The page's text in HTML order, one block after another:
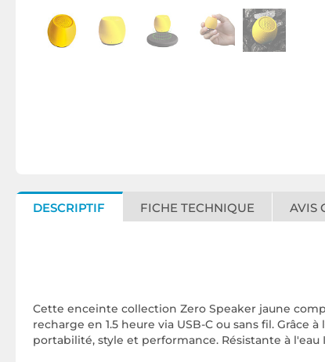
DESCRIPTIF FICHE TECHNIQUE AVIS
Cette enceinte collection Zero Speaker jaune
recharge en 1.5 heure via USB-C ou sans fil.
portabilité, style et performance. Résistante à l'eau